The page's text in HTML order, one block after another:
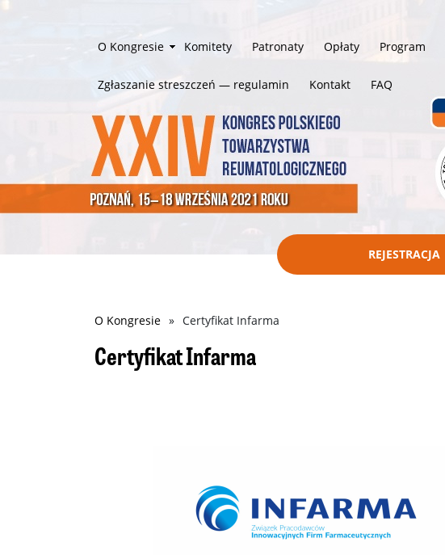
O Kongresie Komitety
Komitet naukowy
Komitet organizacyjny
Patronaty Opłaty Program
Zgłaszanie streszczeń — regulamin Kontakt FAQ
REJESTRACJA
Ścieżka
nawigacyjna
O Kongresie Certyfikat Infarma
Certyfikat Infarma